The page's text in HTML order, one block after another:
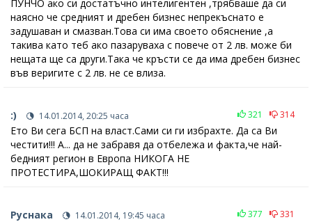
ПУНЧО ако си достатъчно интелигентен ,трябваше да си
наясно че средният и дребен бизнес непрекъснато е
задушаван и смазван.Това си има своето обяснение ,а
такива като теб ако пазаруваха с повече от 2 лв. може би
нещата ще са други.Така че кръсти се да има дребен бизнес
във веригите с 2 лв. не се влиза.
:) 14.01.2014, 20:25 часа 321 314
Ето Ви сега БСП на власт.Сами си ги избрахте. Да са Ви
честити!!! А... да не забравя да отбележа и факта,че най-
бедният регион в Европа НИКОГА НЕ
ПРОТЕСТИРА,ШОКИРАЩ ФАКТ!!!
Руснака 14.01.2014, 19:45 часа 377 331